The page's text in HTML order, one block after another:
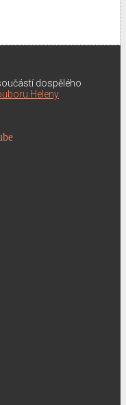
dospělého
Heleny